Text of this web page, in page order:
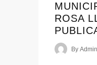
ROSA
By